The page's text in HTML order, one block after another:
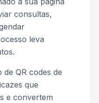
consultas,
leva
QR codes de
que
e convertem